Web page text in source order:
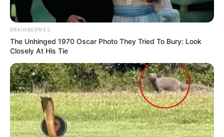
BRAINBERRIES
The Unhinged 1970 Oscar Photo They Tried To Bury: Look
Closely At His Tie